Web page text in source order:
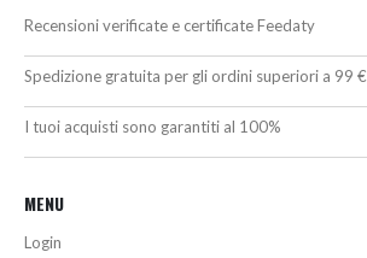
Recensioni verificate e certificate Feedaty
Spedizione gratuita per gli ordini superiori a 99 €
I tuoi acquisti sono garantiti al 100%
MENU
Login